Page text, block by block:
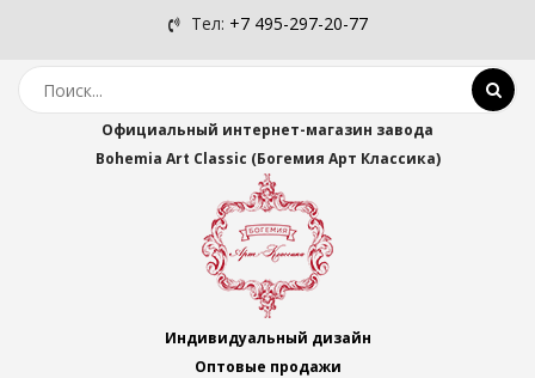
Тел: +7 495-297-20-77
Официальный интернет-магазин завода
Bohemia Art Classic (Богемия Арт Классика)
Индивидуальный дизайн
Оптовые продажи